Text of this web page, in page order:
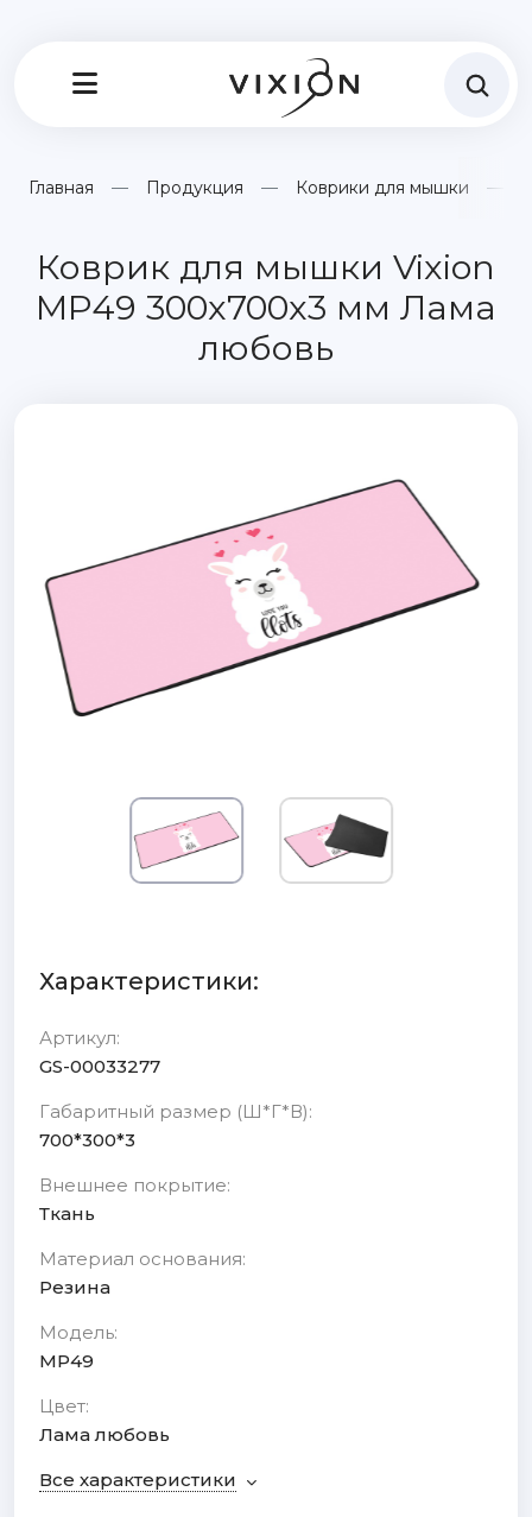
Главная Продукция Коврики для мышки
Коврик для мышки Vixion
MP49 300x700x3 мм Лама
любовь
Характеристики:
Артикул:
GS-00033277
Габаритный размер (Ш*Г*В):
700*300*3
Внешнее покрытие:
Ткань
Материал основания:
Резина
Модель:
MP49
Цвет:
Лама любовь
Все характеристики